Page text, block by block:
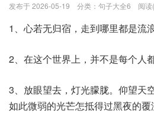
发布于 2026-05-19 分类： 句子大全6 阅
1、心若无归宿，走到哪里都是流浪
2、在这个世界上，并不是每个人
3、放眼望去，灯光朦胧。仰望天
如此微弱的光芒怎抵得过黑夜的覆